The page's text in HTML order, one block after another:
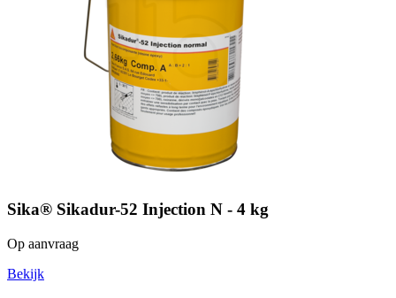
Sika® Sikadur-52 Injection N - 4 kg
Op aanvraag
Bekijk